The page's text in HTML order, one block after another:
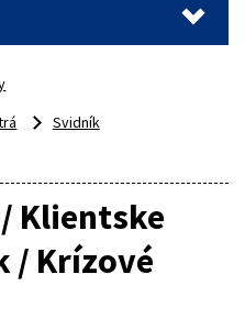
Svidník
Klientske
/ Krízové